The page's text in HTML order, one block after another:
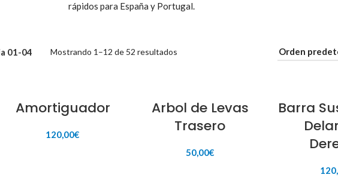
rápidos para España y Portugal.
01-04 Mostrando 1–12 de 52 resultados
Amortiguador
120,00€
Arbol de Levas
Trasero
50,00€
Barra